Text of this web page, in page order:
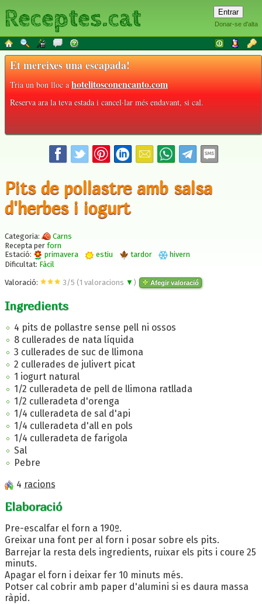
Donar-se d'alta
Receptes.cat
Et mereixes una escapada!
Tria un bon lloc ahotelitosconencanto.com
Reserva ara la teva estada i cancel·lar més endavant, si cal.
Pits de pollastre amb salsa
d'herbes i iogurt
Categoria:
Carns
Recepta per forn
Estació:
primavera estiu tardor
hivern
Dificultat: Fàcil
Valoració: 3 /5 (1 valoracions ▼ ) Afegir valoració
Ingredients
4 pits de pollastre sense pell ni ossos
8 cullerades de nata líquida
3 cullerades de suc ​​de llimona
2 cullerades de julivert picat
1 iogurt natural
1/2 culleradeta de pell de llimona ratllada
1/2 culleradeta d'orenga
1/4 culleradeta de sal d'api
1/4 culleradeta d'all en pols
1/4 culleradeta de farigola
Sal
Pebre
4 racions
Elaboració
Pre-escalfar el forn a 190º.
Greixar una font per al forn i posar sobre els pits.
Barrejar la resta dels ingredients, ruixar els pits i coure 25
minuts.
Apagar el forn i deixar fer 10 minuts més.
Potser cal cobrir amb paper d'alumini si es daura massa
ràpid.